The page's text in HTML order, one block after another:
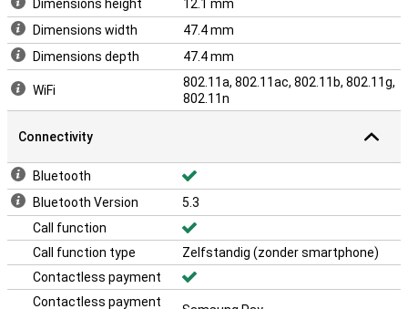
Dimensions height
12.1 mm
Dimensions width
47.4 mm
Dimensions depth
47.4 mm
WiFi
802.11a, 802.11ac, 802.11b, 802.11g,
802.11n
Connectivity
Bluetooth
Bluetooth Version
5.3
Call function
Call function type
Zelfstandig (zonder smartphone)
Contactless payment
Contactless payment